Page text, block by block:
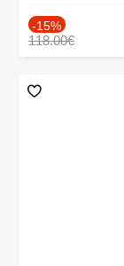
-15%
118.00€